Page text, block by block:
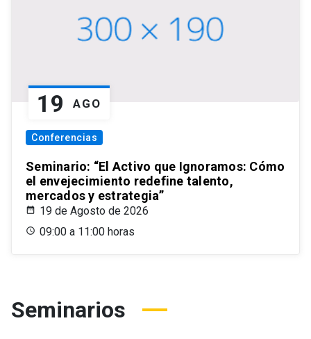
19 AGO
Conferencias
Seminario: “El Activo que Ignoramos: Cómo
el envejecimiento redefine talento,
mercados y estrategia”
19 de Agosto de 2026
09:00 a 11:00 horas
Seminarios